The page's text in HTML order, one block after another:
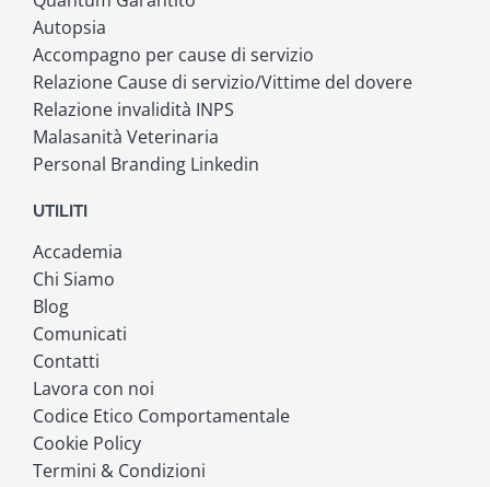
Autopsia
Accompagno per cause di servizio
Relazione Cause di servizio/Vittime del dovere
Relazione invalidità INPS
Malasanità Veterinaria
Personal Branding Linkedin
UTILITI
Accademia
Chi Siamo
Blog
Comunicati
Contatti
Lavora con noi
Codice Etico Comportamentale
Cookie Policy
Termini & Condizioni